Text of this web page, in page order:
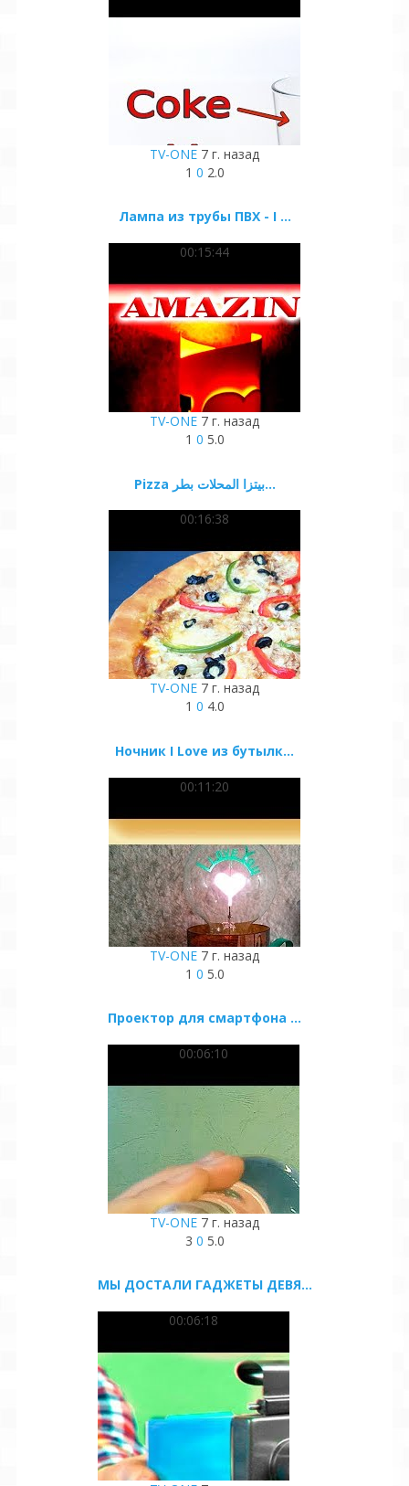
TV-ONE 7 г. назад
1 0 2.0
Лампа из трубы ПВХ - I ...
00:15:44
TV-ONE 7 г. назад
1 0 5.0
Pizza بيتزا المحلات بطر...
00:16:38
TV-ONE 7 г. назад
1 0 4.0
Ночник I Love из бутылк...
00:11:20
TV-ONE 7 г. назад
1 0 5.0
Проектор для смартфона ...
00:06:10
TV-ONE 7 г. назад
3 0 5.0
МЫ ДОСТАЛИ ГАДЖЕТЫ ДЕВЯ...
00:06:18